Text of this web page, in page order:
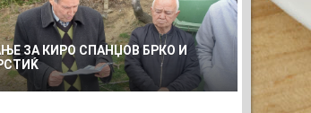
ЗА КИРО СПАНЏОВ БРКО И